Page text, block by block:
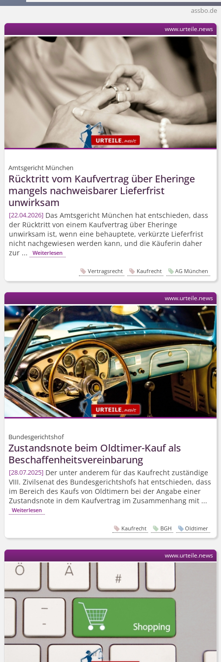
assbo.de
Amtsgericht München
Rücktritt vom Kaufvertrag über Eheringe
mangels nachweisbarer Lieferfrist
unwirksam
22.04.2026 Das Amtsgericht München hat entschieden, dass
der Rücktritt von einem Kaufvertrag über Eheringe
unwirksam ist, wenn eine behauptete, verkürzte Lieferfrist
nicht nachgewiesen werden kann, und die Käuferin daher
zur ...
Weiterlesen
www.urteile.news
Vertragsrecht Kaufrecht AG München
Bundesgerichtshof
Zustandsnote beim Oldtimer-Kauf als
Beschaffen­heitsvereinbarung
28.07.2025 Der unter anderem für das Kaufrecht zuständige
VIII. Zivilsenat des Bundesgerichtshofs hat entschieden, dass
im Bereich des Kaufs von Oldtimern bei der Angabe einer
Zustandsnote in dem Kaufvertrag im Zusammenhang mit ...
Weiterlesen
www.urteile.news
Kaufrecht BGH Oldtimer
www.urteile.news